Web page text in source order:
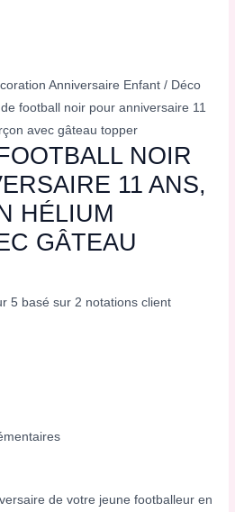
Anniversaire Enfant / Déco
football noir pour anniversaire 11
avec gâteau topper
NOIR
11 ANS,
HÉLIUM
GÂTEAU
5 basé sur 2 notations client
de votre jeune footballeur en